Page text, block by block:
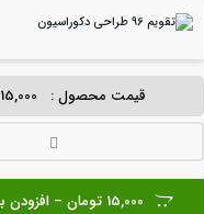
قیمت محصول : 15,000 تومان
15,000 تومان – افزودن به سبد خرید